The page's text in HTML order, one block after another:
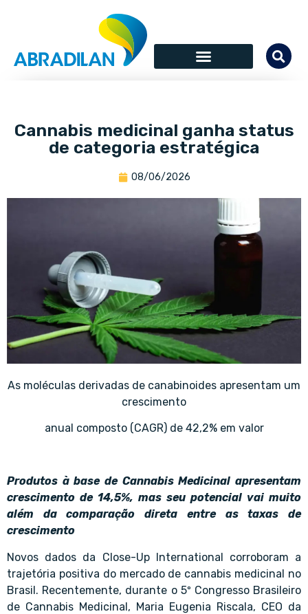
Cannabis medicinal ganha status
de categoria estratégica
08/06/2026
As moléculas derivadas de canabinoides apresentam um
crescimento
anual composto (CAGR) de 42,2% em valor
Produtos à base de Cannabis Medicinal apresentam
crescimento de 14,5%, mas seu potencial vai muito
além da comparação direta entre as taxas de
crescimento
Novos dados da Close-Up International corroboram a
trajetória positiva do mercado de cannabis medicinal no
Brasil. Recentemente, durante o 5º Congresso Brasileiro
de Cannabis Medicinal, Maria Eugenia Riscala, CEO da